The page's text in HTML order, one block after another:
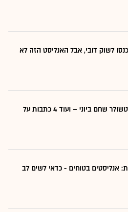
לשוק דובי, אבל האנליסט הזה לא
הקאמבק של אלטשולר שחם ביוני – ועוד 4 כתבות על
אנליסטים בטוחים - כדאי לשים לב